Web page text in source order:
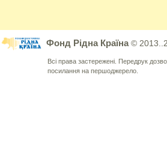
Фонд Рідна Країна©
Всі права застережені. Передрук
посилання на першоджерело.